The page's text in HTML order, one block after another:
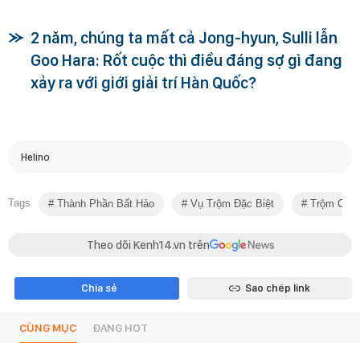
2 năm, chúng ta mất cả Jong-hyun, Sulli lẫn
Goo Hara: Rốt cuộc thì điều đáng sợ gì đang
xảy ra với giới giải trí Hàn Quốc?
Helino
Tags Thành Phần Bất Hảo Vụ Trộm Đặc Biệt Trộm Cắp
Theo dõi Kenh14.vn trên
Chia sẻ Sao chép link
CÙNG MỤC ĐANG HOT